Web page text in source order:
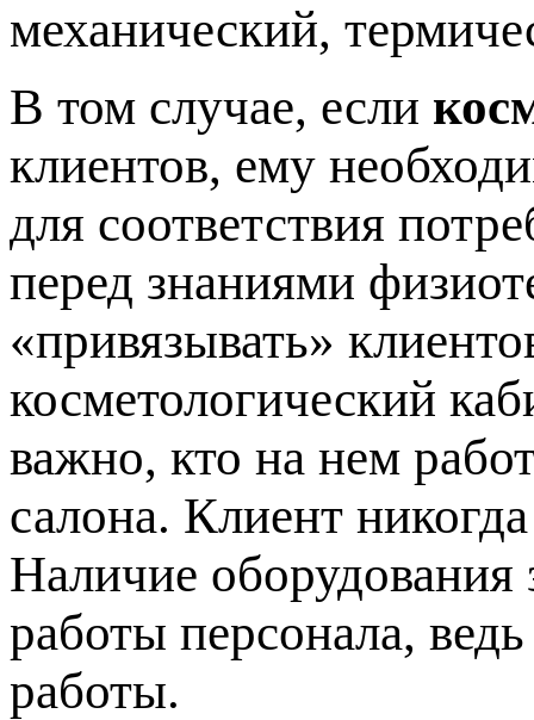
механический,
В том случае, если
клиентов, ему
для соответствия
перед знаниями
«привязывать»
косметологический
важно, кто на нем
салона. Клиент
Наличие оборудования
работы персонала,
работы.